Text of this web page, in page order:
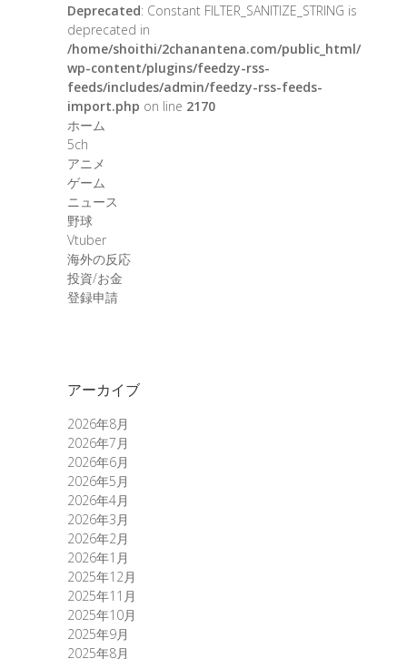
Deprecated: Constant FILTER_SANITIZE_STRING is
deprecated in
/home/shoithi/2chanantena.com/public_html/
wp-content/plugins/feedzy-rss-
feeds/includes/admin/feedzy-rss-feeds-
import.php on line 2170
ホーム
5ch
アニメ
ゲーム
ニュース
野球
Vtuber
海外の反応
投資/お金
登録申請
アーカイブ
2026年8月
2026年7月
2026年6月
2026年5月
2026年4月
2026年3月
2026年2月
2026年1月
2025年12月
2025年11月
2025年10月
2025年9月
2025年8月